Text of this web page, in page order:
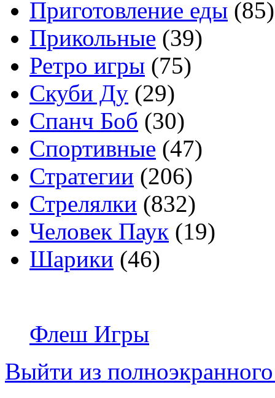
Приготовление еды (85)
Прикольные (39)
Ретро игры (75)
Скуби Ду (29)
Спанч Боб (30)
Спортивные (47)
Стратегии (206)
Стрелялки (832)
Человек Паук (19)
Шарики (46)
Флеш Игры
Выйти из